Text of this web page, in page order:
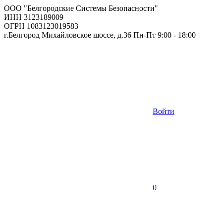
ООО "Белгородские Системы Безопасности"
ИНН 3123189009
ОГРН 1083123019583
г.Белгород Михайловское шоссе, д.36 Пн-Пт 9:00 - 18:00
Войти
0